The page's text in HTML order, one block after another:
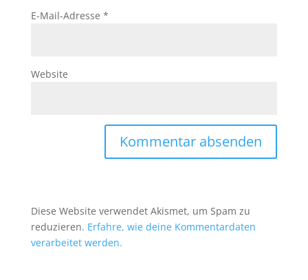
E-Mail-Adresse *
Website
Diese Website verwendet Akismet, um Spam zu
reduzieren. Erfahre, wie deine Kommentardaten
verarbeitet werden.